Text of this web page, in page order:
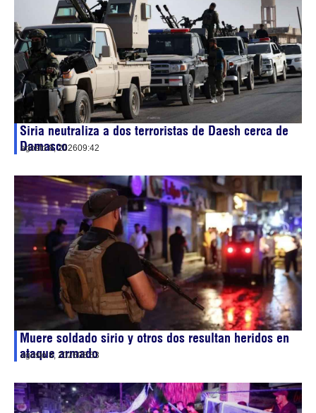
Siria neutraliza a dos terroristas de Daesh cerca de
Damasco
agosto 8, 202609:42
Muere soldado sirio y otros dos resultan heridos en
ataque armado
agosto 8, 202608:53